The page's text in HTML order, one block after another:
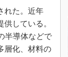
れた。近年
している。
半導体などで
層化、材料の